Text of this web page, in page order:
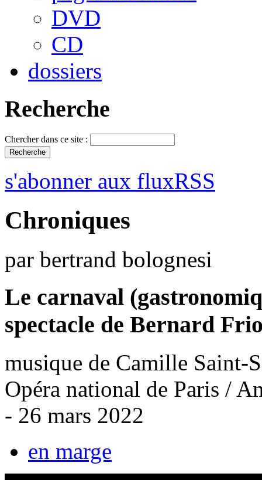
DVD
CD
dossiers
Recherche
Chercher dans ce site :
s'abonner aux fluxRSS
Chroniques
par bertrand bolognesi
Le carnaval
spectacle de Bernard
musique de Camille Saint-
Opéra national de Paris /
- 26 mars 2022
en marge